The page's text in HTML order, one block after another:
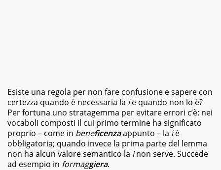
letteratura
classica
ai
best
seller,
dagli
albi
illustrati
per
Esiste una regola per non fare confusione e sapere con
certezza quando è necessaria la ie quando non lo è?
Per fortuna uno stratagemma per evitare errori c’è: nei
vocaboli composti il cui primo termine ha significato
proprio – come in beneficenzaappunto – la iè
obbligatoria; quando invece la prima parte del lemma
non ha alcun valore semantico la inon serve. Succede
ad esempio in formaggiera.